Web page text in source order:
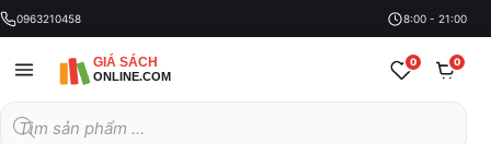
0963210458 8:00 - 21:00
kiếm
0 0